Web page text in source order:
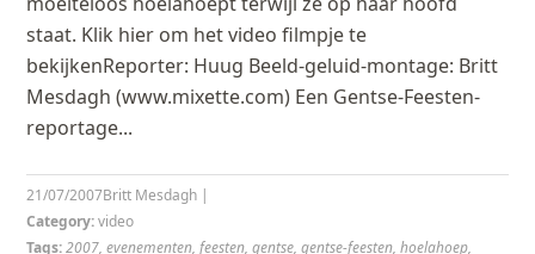
staat. Klik hier om het video filmpje te
bekijkenReporter: Huug Beeld-geluid-montage: Britt
Mesdagh (www.mixette.com) Een Gentse-Feesten-
reportage...
Britt Mesdagh |
21/07/2007
Category:video
Tags:2007,evenementen,feesten,gentse,gentse-feesten,hoelahoep,